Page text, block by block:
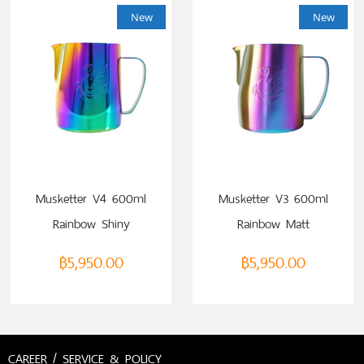
New
Musketter V4 600ml
Rainbow Shiny
฿5,950.00
New
Musketter V3 600ml
Rainbow Matt
฿5,950.00
CAREER / SERVICE & POLICY